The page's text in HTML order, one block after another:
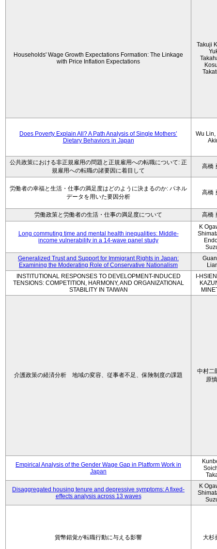
Households' Wage Growth Expectations Formation: The Linkage
with Price Inflation Expectations
Takuji
Does Poverty Explain All? A Path Analysis of Single Mothers’
Dietary Behaviors in Japan
Wu Lin,
公共政策における非正規雇用の問題と正規雇用への転職について: 正
規雇用への転職の諸要因に着目して
高橋
労働者の幸福と生活・仕事の満足度はどのように決まるのか: パネル
データを用いた要因分析
高橋
労働政策と労働者の生活・仕事の満足度について 高橋
Long commuting time and mental health inequalities: Middle-
income vulnerability in a 14-wave panel study
K
Generalized Trust and Support for Immigrant Rights in Japan:
Examining the Moderating Role of Conservative Nationalism
INSTITUTIONAL RESPONSES TO DEVELOPMENT-INDUCED
TENSIONS: COMPETITION, HARMONY, AND ORGANIZATIONAL
STABILITY IN TAIWAN
I-
介護政策の経済分析 地域の変容、従事者不足、保険制度の課題
中村二
原
Empirical Analysis of the Gender Wage Gap in Platform Work in
Japan
Disaggregated housing tenure and depressive symptoms: A fixed-
effects analysis across 13 waves
K
貨幣錯覚が転職行動に与える影響 大杉